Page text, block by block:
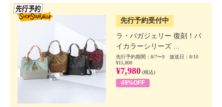
先行予約受付中
ラ・バガジェリー 復刻！バ
イカラーシリーズ ...
先行予約期間：8/7〜9 放送日：8/10
¥15,800
¥7,980 (税込)
49%OFF